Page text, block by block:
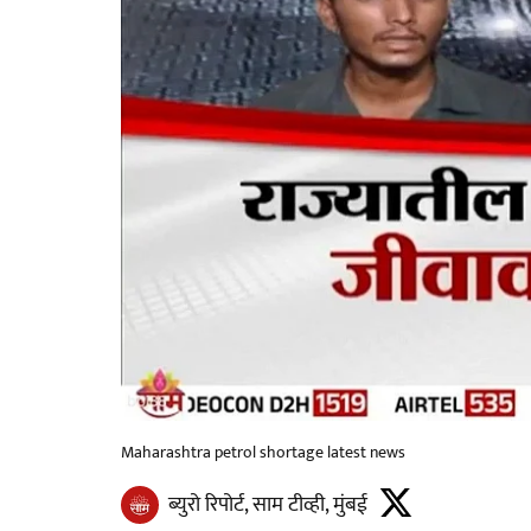
Maharashtra petrol shortage latest news
ब्युरो रिपोर्ट, साम टीव्ही, मुंबई